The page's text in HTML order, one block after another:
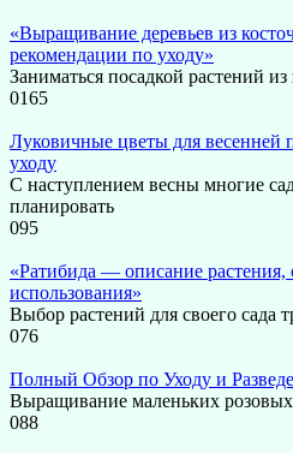
«Выращивание деревьев из
рекомендации по уходу»
Заниматься посадкой растений из
0165
Луковичные цветы для весенней
уходу
С наступлением весны многие
планировать
095
«Ратибида — описание растения,
использования»
Выбор растений для своего сада
076
Полный Обзор по Уходу и
Выращивание маленьких
088